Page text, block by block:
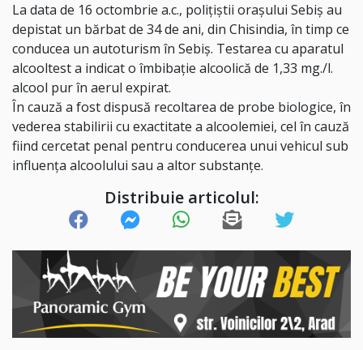
La data de 16 octombrie a.c., polițiștii orașului Sebiș au
depistat un bărbat de 34 de ani, din Chisindia, în timp ce
conducea un autoturism în Sebiș. Testarea cu aparatul
alcooltest a indicat o îmbibație alcoolică de 1,33 mg./l.
alcool pur în aerul expirat.
În cauză a fost dispusă recoltarea de probe biologice, în
vederea stabilirii cu exactitate a alcoolemiei, cel în cauză
fiind cercetat penal pentru conducerea unui vehicul sub
influența alcoolului sau a altor substanțe.
Distribuie articolul: